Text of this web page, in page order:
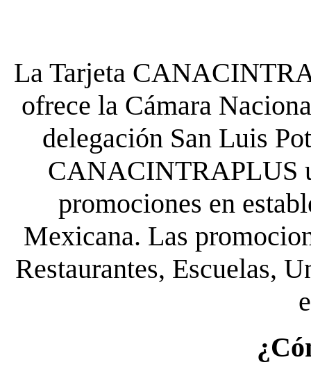
La Tarjeta
ofrece la Cámara
delegación San Luis
CANACINTRAPLUS
promociones en
Mexicana. Las
Restaurantes, Escuelas,